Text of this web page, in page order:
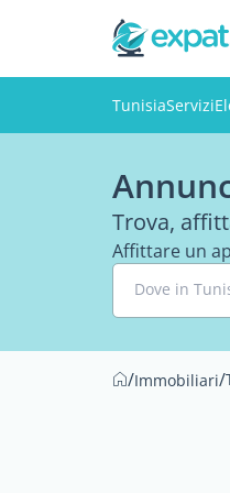
TunisiaServizi
Trova,
Affittare un
Dove in
/Immobiliari/